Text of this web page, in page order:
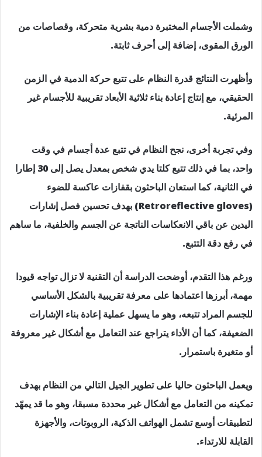
وشملت الأجسام المختبرة دمية بشرية متحركة، وقصاصات من
الورق المقوى، إضافة إلى أحرف ثابتة.
وأظهرت النتائج قدرة النظام على تتبع حركة الدمية في الزمن
الحقيقي، مع إنتاج إعادة بناء ثلاثية الأبعاد تقريبية للأجسام غير
المرئية.
وفي تجربة أخرى، نجح النظام في تتبع عدة أجسام في وقت
واحد، بما في ذلك تتبع كلتا يدي شخص بمعدل يصل إلى 30 إطارا
في الثانية، كما استعان الباحثون بقفازات عاكسة للضوء
(Retroreflective gloves) بهدف تحسين فصل إشارات
اليدين عن باقي الانعكاسات الناتجة عن الجسم والخلفية، ما ساهم
في رفع دقة التتبع.
ورغم هذا التقدم، أوضحت الدراسة أن التقنية لا تزال تواجه قيودا
مهمة، أبرزها اعتمادها على معرفة تقريبية بالشكل الأساسي
للجسم المراد تتبعه، وهو ما يسهل عملية إعادة بناء الإشارات
الضعيفة، كما أن الأداء يتراجع عند التعامل مع أشكال غير معروفة
أو متغيرة باستمرار.
ويعمل الباحثون حاليا على تطوير الجيل التالي من النظام بهدف
تمكينه من التعامل مع أشكال غير محددة مسبقا، وهو ما قد يمهّد
لتطبيقات أوسع تشمل الهواتف الذكية، الروبوتات، والأجهزة
القابلة للارتداء.